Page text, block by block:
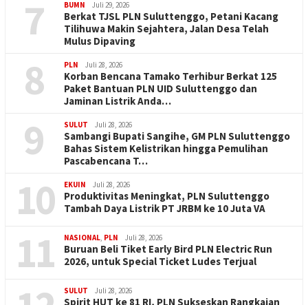
7 BUMN Juli 29, 2026
Berkat TJSL PLN Suluttenggo, Petani Kacang
Tilihuwa Makin Sejahtera, Jalan Desa Telah
Mulus Dipaving
8 PLN Juli 28, 2026
Korban Bencana Tamako Terhibur Berkat 125
Paket Bantuan PLN UID Suluttenggo dan
Jaminan Listrik Anda…
9 SULUT Juli 28, 2026
Sambangi Bupati Sangihe, GM PLN Suluttenggo
Bahas Sistem Kelistrikan hingga Pemulihan
Pascabencana T…
10 EKUIN Juli 28, 2026
Produktivitas Meningkat, PLN Suluttenggo
Tambah Daya Listrik PT JRBM ke 10 Juta VA
11 NASIONAL PLN Juli 28, 2026
Buruan Beli Tiket Early Bird PLN Electric Run
2026, untuk Special Ticket Ludes Terjual
SULUT Juli 28, 2026
Spirit HUT ke 81 RI, PLN Sukseskan Rangkaian